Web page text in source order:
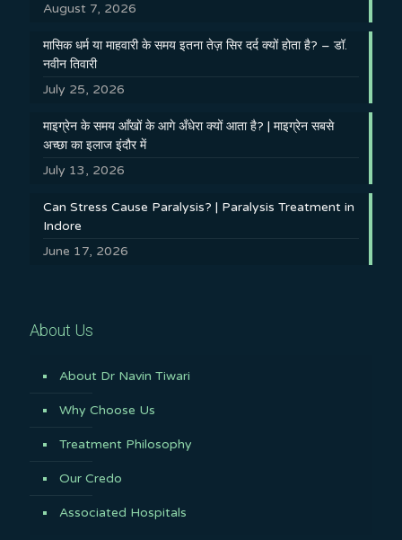
August 7, 2026
मासिक धर्म या माहवारी के समय इतना तेज़ सिर दर्द क्यों होता है? – डॉ.
नवीन तिवारी
July 25, 2026
माइग्रेन के समय आँखों के आगे अँधेरा क्यों आता है? | माइग्रेन सबसे
अच्छा का इलाज इंदौर में
July 13, 2026
Can Stress Cause Paralysis? | Paralysis Treatment in
Indore
June 17, 2026
About Us
About Dr Navin Tiwari
Why Choose Us
Treatment Philosophy
Our Credo
Associated Hospitals